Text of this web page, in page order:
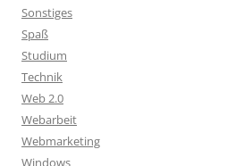
Sonstiges
Spaß
Studium
Technik
Web 2.0
Webarbeit
Webmarketing
Windows